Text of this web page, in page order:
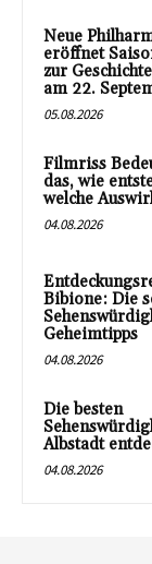
Neue
eröffnet
zur
am 22.
05.08.2026
Filmriss
das, wie
welche
04.08.2026
Bibione: Die
Geheimtipps
04.08.2026
Die besten
Albstadt
04.08.2026